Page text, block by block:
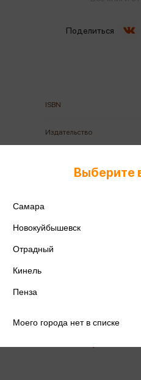
ISBN
Издательство
Количество страниц
Поделиться
Выберите
Самара
Новокуйбышевск
Отрадный
Кинель
Пенза
Моего города нет в списке